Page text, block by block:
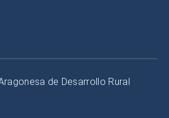
de Desarrollo Rural